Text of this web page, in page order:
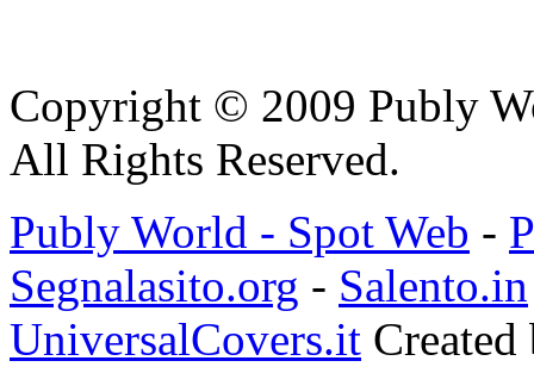
Copyright © 2009 Publy
All Rights Reserved.
Publy World - Spot Web -
Segnalasito.org - Salento.in
UniversalCovers.it